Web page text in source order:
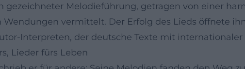
Melodieführung, getragen von einer
vermittelt. Der Erfolg des Lieds öffnete
Interpreten, der deutsche Texte mit internationaler
Lieder fürs Leben